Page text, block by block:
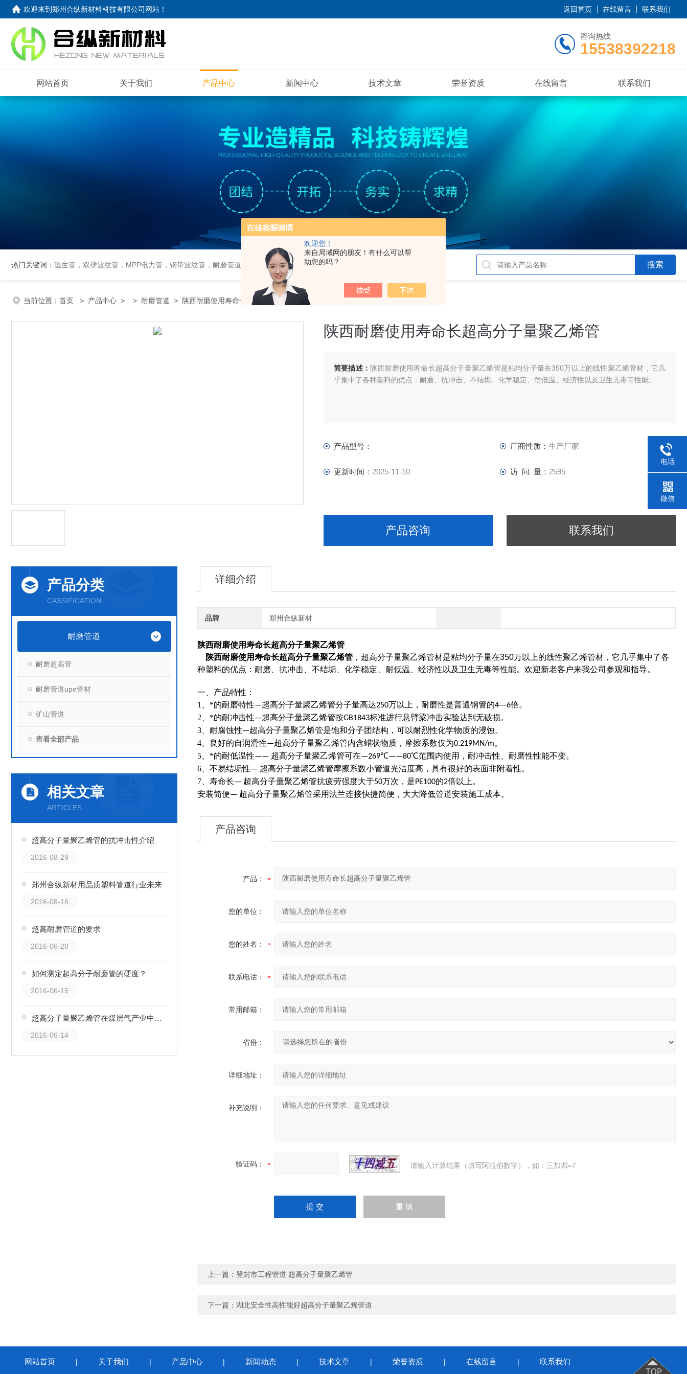
欢迎您！
来自局域网的朋友！有什么可以帮
助您的吗？
欢迎来到郑州合纵新材料科技有限公司网站 ！ 返回首页 在线留言 联系我们
咨询热线
15538392218
网站首页 关于我们 产品中心 新闻中心 技术文章 荣誉资质 在线留言 联系我们
热门关键词： 逃生管，双壁波纹管，MPP电力管，钢带波纹管，耐磨管道,衬塑钢管,钢衬塑管,钢衬四氟管,超高分子量聚乙烯管,超高管
当前位置： 首页 > 产品中心 > > 耐磨管道 > 陕西耐磨使用寿命长超高分子量聚乙烯管
陕西耐磨使用寿命长超高分子量聚乙烯管
简要描述： 陕西耐磨使用寿命长超高分子量聚乙烯管是粘均分子量在350万以上的线性聚乙烯管材，它几
乎集中了各种塑料的优点：耐磨、抗冲击、不结垢、化学稳定、耐低温、经济性以及卫生无毒等性能。
产品型号： 厂商性质： 生产厂家
更新时间： 2025-11-10 访 问 量： 2595
产品咨询 联系我们
详细介绍
品牌 郑州合纵新材
陕西耐磨使用寿命长超高分子量聚乙烯管
陕西耐磨使用寿命长超高分子量聚乙烯管 ， 超高分子量聚乙烯管材是粘均分子量在350万以上的线性聚乙烯管材，它几乎集中了各
种塑料的优点：耐磨、抗冲击、不结垢、化学稳定、耐低温、经济性以及卫生无毒等性能。 欢迎新老客户来我公司参观和指导。
一、 产品特性：
1
、*的耐磨特性—超高分子量聚乙烯管分子量高达250万以上，耐磨性是普通钢管的4---6倍。
2 、*的耐冲击性—超高分子量聚乙烯管按GB1843标准进行悬臂梁冲击实验达到无破损。
3 、耐腐蚀性—超高分子量聚乙烯管是饱和分子团结构，可以耐烈性化学物质的浸蚀。
4 、良好的自润滑性—超高分子量聚乙烯管内含蜡状物质，摩擦系数仅为0.219MN/m。
5 、*的耐低温性—— 超高分子量聚乙烯管可在—269℃——80℃范围内使用，耐冲击性、耐磨性性能不变。
6 、不易结垢性— 超高分子量聚乙烯管摩擦系数小管道光洁度高，具有很好的表面非附着性。
7 、寿命长— 超高分子量聚乙烯管抗疲劳强度大于50万次，是PE100的2倍以上。
安装简便— 超高分子量聚乙烯管采用法兰连接快捷简便，大大降低管道安装施工成本。
产品咨询
产品：
您的单位：
您的姓名：
联系电话：
常用邮箱：
省份：
详细地址：
补充说明：
验证码： 请输入计算结果（填写阿拉伯数字），如：三加四=7
上一篇： 登封市工程管道 超高分子量聚乙烯管
下一篇： 湖北安全性高性能好超高分子量聚乙烯管道
产品分类
CASSIFICATION
耐磨管道
耐磨超高管
耐磨管道upe管材
矿山管道
查看全部产品
相关文章
ARTICLES
超高分子量聚乙烯管的抗冲击性介绍
2016-08-29
郑州合纵新材用品质塑料管道行业未来
2016-08-16
超高耐磨管道的要求
2016-06-20
如何测定超高分子耐磨管的硬度？
2016-06-15
超高分子量聚乙烯管在煤层气产业中的应用挑战
2016-06-14
网站首页 | 关于我们 | 产品中心 | 新闻动态 | 技术文章 | 荣誉资质 | 在线留言 | 联系我们
电话
微信